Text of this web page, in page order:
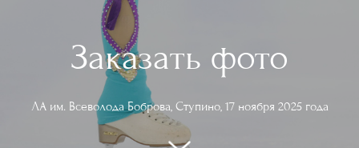
Заказать фото
ЛА им. Всеволода Боброва, Ступино, 17 ноября 2025 года